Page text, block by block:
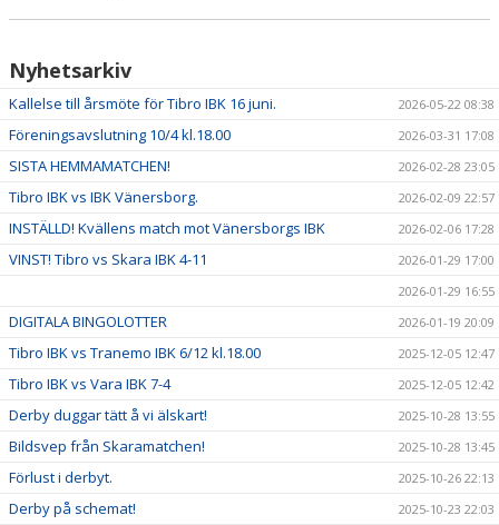
Nyhetsarkiv
Kallelse till årsmöte för Tibro IBK 16 juni. 2026-05-22 08:38
Föreningsavslutning 10/4 kl.18.00 2026-03-31 17:08
SISTA HEMMAMATCHEN! 2026-02-28 23:05
Tibro IBK vs IBK Vänersborg. 2026-02-09 22:57
INSTÄLLD! Kvällens match mot Vänersborgs IBK 2026-02-06 17:28
VINST! Tibro vs Skara IBK 4-11
2026-01-29 17:00
2026-01-29 16:55
DIGITALA BINGOLOTTER 2026-01-19 20:09
Tibro IBK vs Tranemo IBK 6/12 kl.18.00 2025-12-05 12:47
Tibro IBK vs Vara IBK 7-4 2025-12-05 12:42
Derby duggar tätt å vi älskart! 2025-10-28 13:55
Bildsvep från Skaramatchen! 2025-10-28 13:45
Förlust i derbyt. 2025-10-26 22:13
Derby på schemat! 2025-10-23 22:03